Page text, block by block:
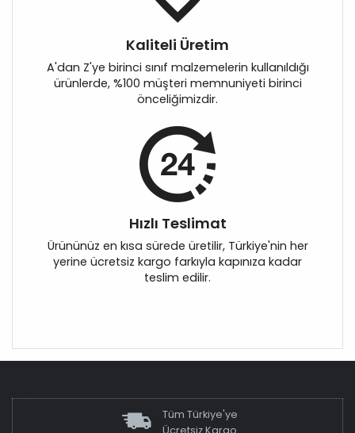
Kaliteli Üretim
A'dan Z'ye birinci sınıf malzemelerin kullanıldığı
ürünlerde, %100 müşteri memnuniyeti birinci
önceliğimizdir.
Hızlı Teslimat
Ürününüz en kısa sürede üretilir, Türkiye'nin her
yerine ücretsiz kargo farkıyla kapınıza kadar
teslim edilir.
Tüm Türkiye'ye